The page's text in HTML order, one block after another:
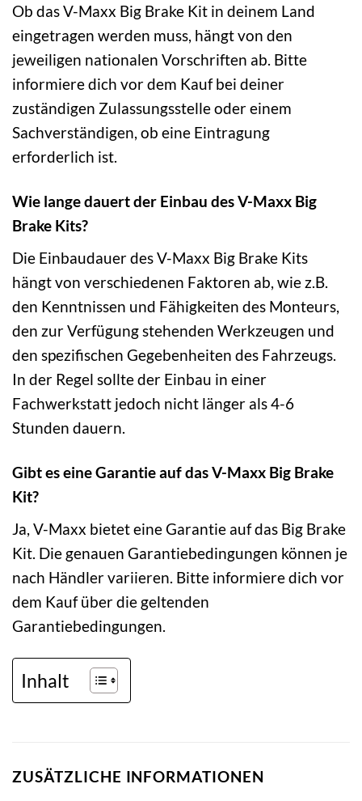
Ob das V-Maxx Big Brake Kit in deinem Land
eingetragen werden muss, hängt von den
jeweiligen nationalen Vorschriften ab. Bitte
informiere dich vor dem Kauf bei deiner
zuständigen Zulassungsstelle oder einem
Sachverständigen, ob eine Eintragung
erforderlich ist.
Wie lange dauert der Einbau des V-Maxx Big
Brake Kits?
Die Einbaudauer des V-Maxx Big Brake Kits
hängt von verschiedenen Faktoren ab, wie z.B.
den Kenntnissen und Fähigkeiten des Monteurs,
den zur Verfügung stehenden Werkzeugen und
den spezifischen Gegebenheiten des Fahrzeugs.
In der Regel sollte der Einbau in einer
Fachwerkstatt jedoch nicht länger als 4-6
Stunden dauern.
Gibt es eine Garantie auf das V-Maxx Big Brake
Kit?
Ja, V-Maxx bietet eine Garantie auf das Big Brake
Kit. Die genauen Garantiebedingungen können je
nach Händler variieren. Bitte informiere dich vor
dem Kauf über die geltenden
Garantiebedingungen.
Inhalt
ZUSÄTZLICHE INFORMATIONEN